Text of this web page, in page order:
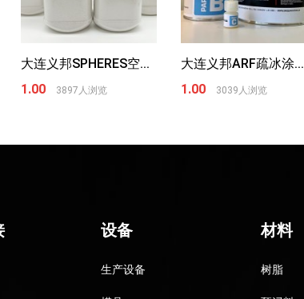
大连义邦SPHERES空...
1.00
3897人浏览
大连义邦ARF疏冰涂...
1.00
3039人浏览
设备
生产设备
材料
树脂